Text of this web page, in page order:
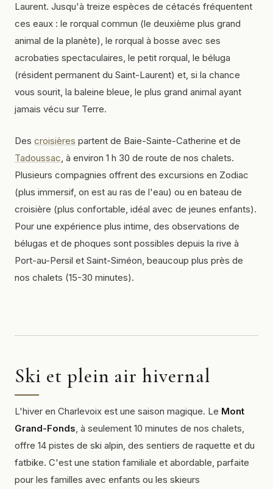
Laurent. Jusqu'à treize espèces de cétacés fréquentent
ces eaux : le rorqual commun (le deuxième plus grand
animal de la planète), le rorqual à bosse avec ses
acrobaties spectaculaires, le petit rorqual, le béluga
(résident permanent du Saint-Laurent) et, si la chance
vous sourit, la baleine bleue, le plus grand animal ayant
jamais vécu sur Terre.
Des croisières partent de Baie-Sainte-Catherine et de
Tadoussac, à environ 1 h 30 de route de nos chalets.
Plusieurs compagnies offrent des excursions en Zodiac
(plus immersif, on est au ras de l'eau) ou en bateau de
croisière (plus confortable, idéal avec de jeunes enfants).
Pour une expérience plus intime, des observations de
bélugas et de phoques sont possibles depuis la rive à
Port-au-Persil et Saint-Siméon, beaucoup plus près de
nos chalets (15-30 minutes).
Ski et plein air hivernal
L'hiver en Charlevoix est une saison magique. Le Mont
Grand-Fonds, à seulement 10 minutes de nos chalets,
offre 14 pistes de ski alpin, des sentiers de raquette et du
fatbike. C'est une station familiale et abordable, parfaite
pour les familles avec enfants ou les skieurs